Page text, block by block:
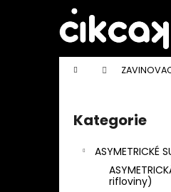
Domů
Přeskočit
kategorie
Kategorie
ASYMETRICKÉ
rifloviny)
Zpět
Zpět